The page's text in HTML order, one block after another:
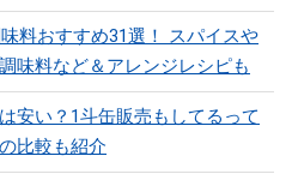
料おすすめ31選！ スパイスや
味料など＆アレンジレシピも
安い？1斗缶販売もしてるって
比較も紹介